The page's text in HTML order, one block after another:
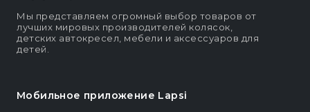
Мы представляем огромный выбор товаров от
лучших мировых производителей колясок,
детских автокресел, мебели и аксессуаров для
детей.
Мобильное приложение Lapsi